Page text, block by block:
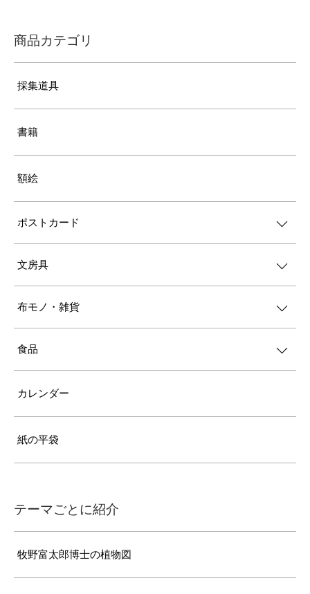
商品カテゴリ
採集道具
書籍
額絵
ポストカード
文房具
布モノ・雑貨
食品
カレンダー
紙の平袋
テーマごとに紹介
牧野富太郎博士の植物図